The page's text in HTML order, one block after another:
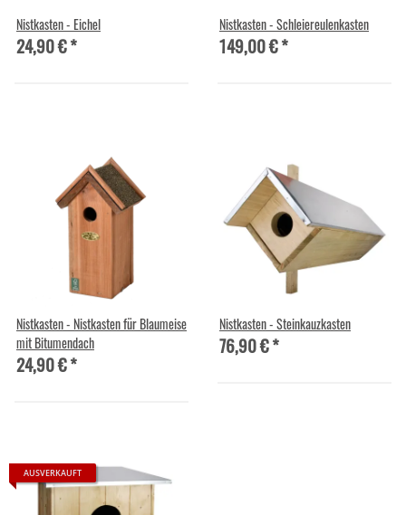
Nistkasten - Eichel
24,90 €*
Nistkasten - Schleiereulenkasten
149,00 €*
Nistkasten - Nistkasten für Blaumeise
mit Bitumendach
24,90 €*
Nistkasten - Steinkauzkasten
76,90 €*
AUSVERKAUFT